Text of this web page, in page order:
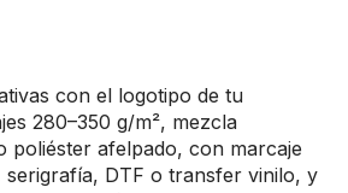
con el logotipo de tu
280–350 g/m², mezcla
poliéster afelpado, con marcaje
serigrafía, DTF o transfer vinilo, y